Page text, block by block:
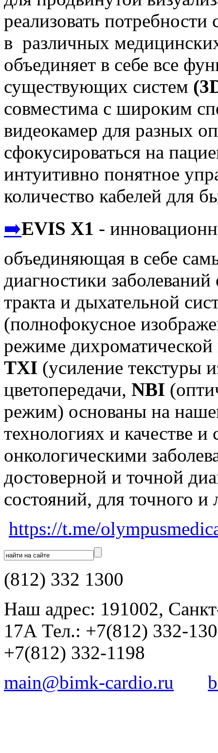
реализовать потребности
в различных
объединяет в себе все
существующих систем
совместима с широким
видеокамер для разных
сфокусироваться на
интуитивно понятное
количество кабелей для
➡️EVIS X1 -
объединяющая в себе
диагностики
тракта и дыхательной
(полнофокусное
режиме дихроматической
TXI (усиление текстуры
цветопередачи, NBI
режим) основаны на
технологиях и качестве
онкологическими
достоверной и точной
состояний, для точного и
https://t.me/
(812) 332 1300
Наш адрес: 191002,
17А Тел.: +7(812) 332-
+7(812) 332-1198
main@bimk-cardio.ru